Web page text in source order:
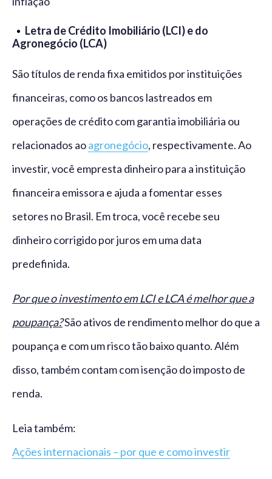
Letra de Crédito Imobiliário (LCI) e do
Agronegócio (LCA)
São títulos de renda fixa emitidos por instituições
financeiras, como os bancos lastreados em
operações de crédito com garantia imobiliária ou
relacionados aoagronegócio, respectivamente. Ao
investir, você empresta dinheiro para a instituição
financeira emissora e ajuda a fomentar esses
setores no Brasil. Em troca, você recebe seu
dinheiro corrigido por juros em uma data
predefinida.
Por que o investimento em LCI e LCA é melhor que a
poupança?São ativos de rendimento melhor do que a
poupança e com um risco tão baixo quanto. Além
disso, também contam com isenção do imposto de
renda.
Leia também:
Ações internacionais – por que e como investir